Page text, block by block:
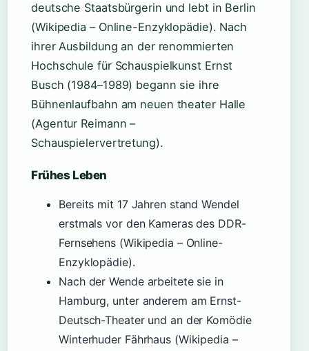
deutsche Staatsbürgerin und lebt in Berlin
(Wikipedia – Online-Enzyklopädie). Nach
ihrer Ausbildung an der renommierten
Hochschule für Schauspielkunst Ernst
Busch (1984–1989) begann sie ihre
Bühnenlaufbahn am neuen theater Halle
(Agentur Reimann –
Schauspielervertretung).
Frühes Leben
Bereits mit 17 Jahren stand Wendel
erstmals vor den Kameras des DDR-
Fernsehens (Wikipedia – Online-
Enzyklopädie).
Nach der Wende arbeitete sie in
Hamburg, unter anderem am Ernst-
Deutsch-Theater und an der Komödie
Winterhuder Fährhaus (Wikipedia –